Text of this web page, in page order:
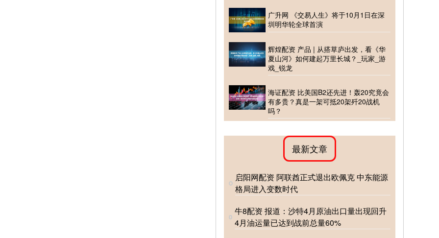
广升网 《交易人生》将于10月1日在深
圳明华轮全球首演
辉煌配资 产品 | 从搭草庐出发，看《华
夏山河》如何建起万里长城？_玩家_游
戏_锐龙
海证配资 比美国B2还先进！轰20究竟会
有多贵？真是一架可抵20架歼20战机
吗？
最新文章
启阳网配资 阿联酋正式退出欧佩克 中东能源
格局进入变数时代
牛8配资 报道：沙特4月原油出口量出现回升
4月油运量已达到战前总量60%